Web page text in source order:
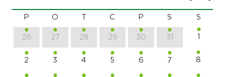
P O C P S S
26 27 28 29 30 31 1
2 3 4 5 6 7 8